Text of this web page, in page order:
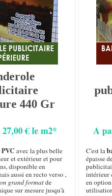
440 Gr
€ le m2*
avec la plus belle
et extérieur et pour
disponible en
aussi en recto verso ,
grand formatde
sur mesure jusqu'à
A
C'est la
épaisse
intérieur
en